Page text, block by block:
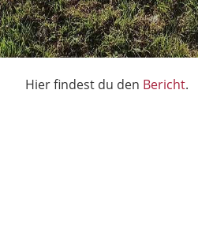
Hier findest du den Bericht.